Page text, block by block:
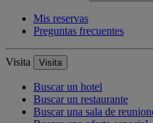
Mis reservas
Preguntas frecuentes
Visita Visita
Buscar un hotel
Buscar un restaurante
Buscar una sala de